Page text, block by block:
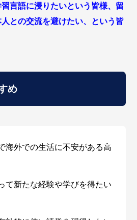
言語に浸りたいという皆様、留
との交流を避けたい、という皆
め
海外での生活に不安がある高
て新たな経験や学びを得たい